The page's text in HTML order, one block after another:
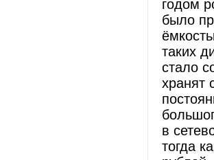
годом
было
таких
стало
хранят
в
тогда